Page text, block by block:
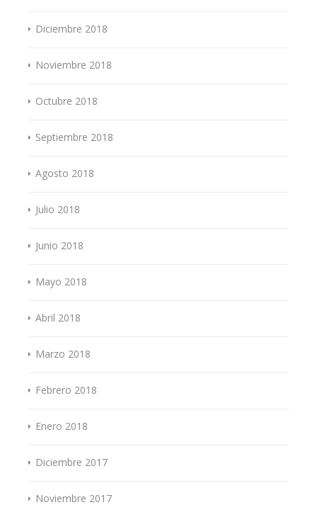
Diciembre 2018
Noviembre 2018
Octubre 2018
Septiembre 2018
Agosto 2018
Julio 2018
Junio 2018
Mayo 2018
Abril 2018
Marzo 2018
Febrero 2018
Enero 2018
Diciembre 2017
Noviembre 2017